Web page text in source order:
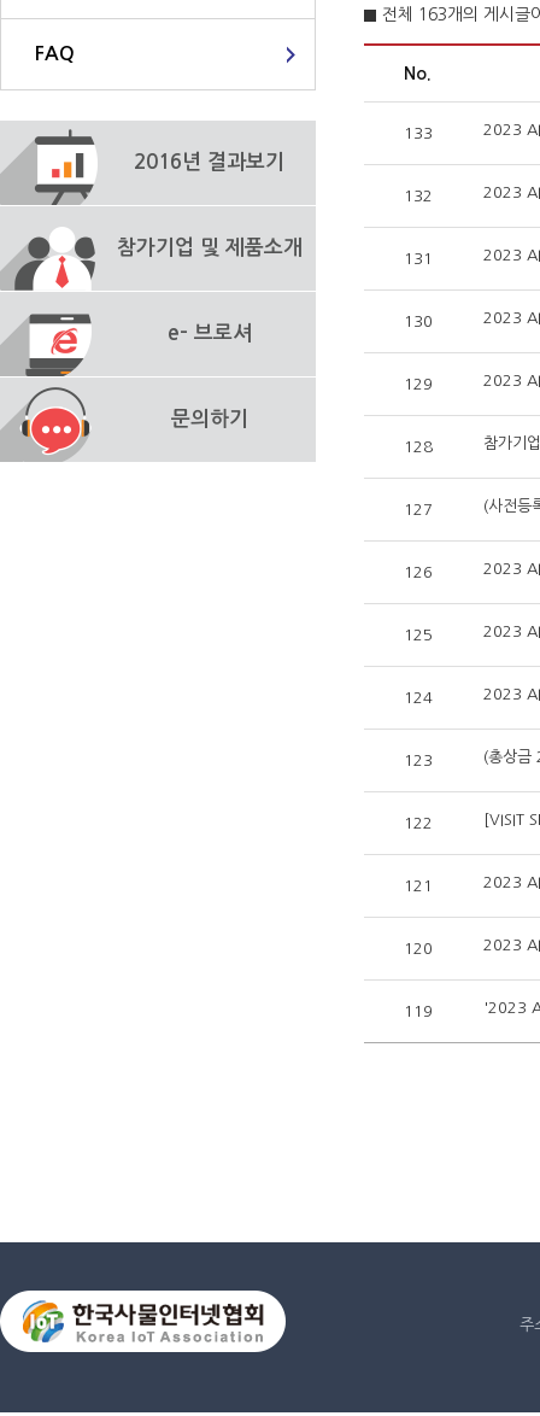
FAQ
2016년 결과보기
참가기업 및 제품소개
e- 브로셔
문의하기
전체 163개의 게시글
No.
133 2023
132 2023
131 2023
130 2023
129 2023
128 참가기
127 (사전등
126 2023
125 2023
124 2023
123 (총상금
122 [VISIT
121 2023
120 2023
119 '2023
주